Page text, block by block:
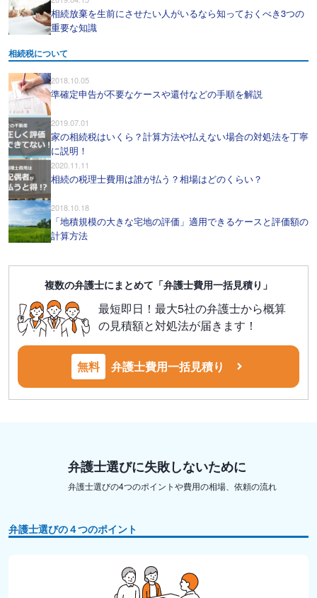
相続放棄を生前にさせたい人がいるなら知っておくべき3つの
重要な知識
相続税について
2018.10.05
準確定申告が不要なケースや還付などの手順を解説
2019.07.01
家の相続税はいくら？計算方法や払えない場合の対処法を丁寧
に説明！
2020.11.11
相続の税理士費用は誰が払う？相場はどのくらい？
2018.10.18
「地積規模の大きな宅地の評価」適用できるケースと評価額の
計算方法
複数の弁護士にまとめて「弁護士費用一括見積り」
最短即日！最大5社の弁護士から概算
の見積額と対処法が届きます！
無料 弁護士費用一括見積り
弁護士選びに失敗しないために
弁護士選びの4つのポイントや費用の相場、依頼の流れ
弁護士選びの４つのポイント